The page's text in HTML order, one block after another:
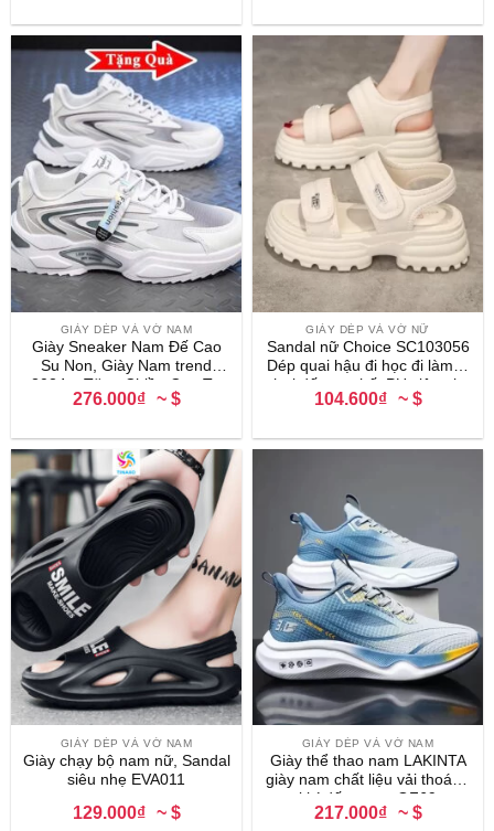
GIÀY DÉP VÀ VỚ NAM
Giày Sneaker Nam Đế Cao
Su Non, Giày Nam trend
2024 – Tăng Chiều Cao Tự
Nhiên
276.000₫ ~ $
GIÀY DÉP VÀ VỚ NỮ
Sandal nữ Choice SC103056
Dép quai hậu đi học đi làm đi
chơi đế cao chất PU siêu nhẹ
siêu êm chân
104.600₫ ~ $
GIÀY DÉP VÀ VỚ NAM
Giày chạy bộ nam nữ, Sandal
siêu nhẹ EVA011
129.000₫ ~ $
GIÀY DÉP VÀ VỚ NAM
Giày thể thao nam LAKINTA
giày nam chất liệu vải thoáng
khí đế cao su GF69
217.000₫ ~ $